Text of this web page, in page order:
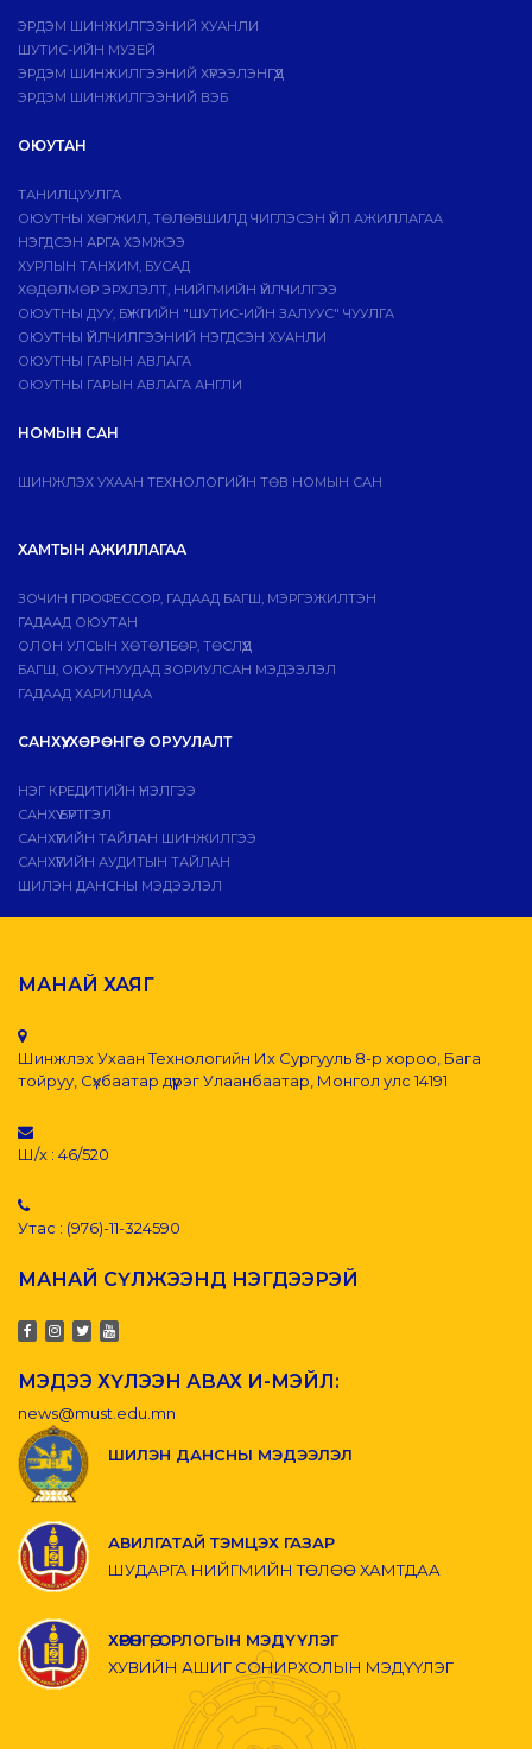
ЭРДЭМ ШИНЖИЛГЭЭНИЙ ХУАНЛИ
ШУТИС-ИЙН МУЗЕЙ
ЭРДЭМ ШИНЖИЛГЭЭНИЙ ХҮРЭЭЛЭНГҮҮД
ЭРДЭМ ШИНЖИЛГЭЭНИЙ ВЭБ
ОЮУТАН
ТАНИЛЦУУЛГА
ОЮУТНЫ ХӨГЖИЛ, ТӨЛӨВШИЛД ЧИГЛЭСЭН ҮЙЛ АЖИЛЛАГАА
НЭГДСЭН АРГА ХЭМЖЭЭ
ХУРЛЫН ТАНХИМ, БУСАД
ХӨДӨЛМӨР ЭРХЛЭЛТ, НИЙГМИЙН ҮЙЛЧИЛГЭЭ
ОЮУТНЫ ДУУ, БҮЖГИЙН "ШУТИС-ИЙН ЗАЛУУС" ЧУУЛГА
ОЮУТНЫ ҮЙЛЧИЛГЭЭНИЙ НЭГДСЭН ХУАНЛИ
ОЮУТНЫ ГАРЫН АВЛАГА
ОЮУТНЫ ГАРЫН АВЛАГА АНГЛИ
НОМЫН САН
ШИНЖЛЭХ УХААН ТЕХНОЛОГИЙН ТӨВ НОМЫН САН
ХАМТЫН АЖИЛЛАГАА
ЗОЧИН ПРОФЕССОР, ГАДААД БАГШ, МЭРГЭЖИЛТЭН
ГАДААД ОЮУТАН
ОЛОН УЛСЫН ХӨТӨЛБӨР, ТӨСЛҮҮД
БАГШ, ОЮУТНУУДАД ЗОРИУЛСАН МЭДЭЭЛЭЛ
ГАДААД ХАРИЛЦАА
САНХҮҮ, ХӨРӨНГӨ ОРУУЛАЛТ
НЭГ КРЕДИТИЙН ҮНЭЛГЭЭ
САНХҮҮ БҮРТГЭЛ
САНХҮҮГИЙН ТАЙЛАН ШИНЖИЛГЭЭ
САНХҮҮГИЙН АУДИТЫН ТАЙЛАН
ШИЛЭН ДАНСНЫ МЭДЭЭЛЭЛ
МАНАЙ ХАЯГ
Шинжлэх Ухаан Технологийн Их Сургууль 8-р хороо, Бага
тойруу, Сүхбаатар дүүрэг Улаанбаатар, Монгол улс 14191
Ш/х : 46/520
Утас : (976)-11-324590
МАНАЙ СҮЛЖЭЭНД НЭГДЭЭРЭЙ
МЭДЭЭ ХҮЛЭЭН АВАХ И-МЭЙЛ:
news@must.edu.mn
ШИЛЭН ДАНСНЫ МЭДЭЭЛЭЛ
АВИЛГАТАЙ ТЭМЦЭХ ГАЗАР
ШУДАРГА НИЙГМИЙН ТӨЛӨӨ ХАМТДАА
ХӨРӨНГӨ, ОРЛОГЫН МЭДҮҮЛЭГ
ХУВИЙН АШИГ СОНИРХОЛЫН МЭДҮҮЛЭГ